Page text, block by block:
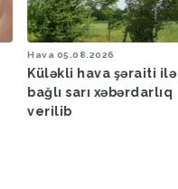
Hava 05.08.2026
Küləkli hava şəraiti ilə
bağlı sarı xəbərdarlıq
verilib